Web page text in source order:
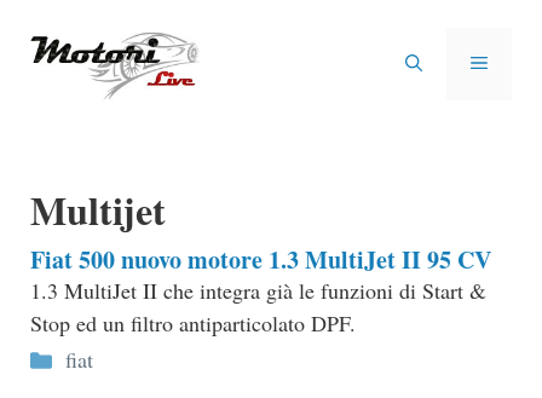
MENU
Multijet
Fiat 500 nuovo motore 1.3 MultiJet II 95 CV
1.3 MultiJet II che integra già le funzioni di Start &
Stop ed un filtro antiparticolato DPF.
Categorie
fiat